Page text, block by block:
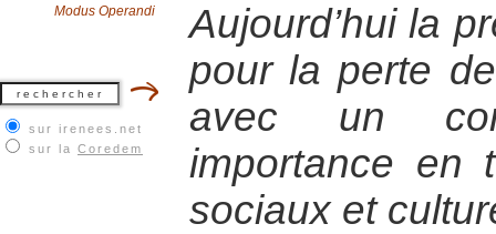
Modus Operandi
sur irenees.net
sur la Coredem
Aujourd’hui la
pour la perte
avec un
importance en
sociaux et